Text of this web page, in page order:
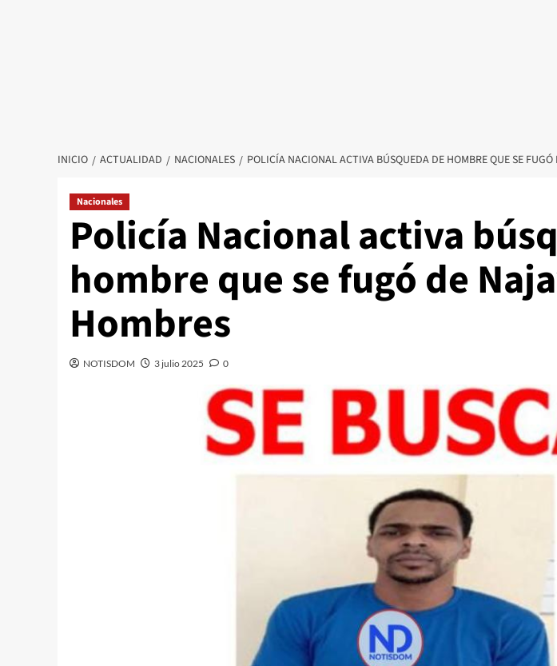
INICIO ACTUALIDAD NACIONALES POLICÍA NACIONAL ACTIVA BÚSQUEDA DE HOMBRE QUE SE
Nacionales
Policía Nacional activa
hombre que se fugó de
Hombres
NOTISDOM 3 julio 2025 0